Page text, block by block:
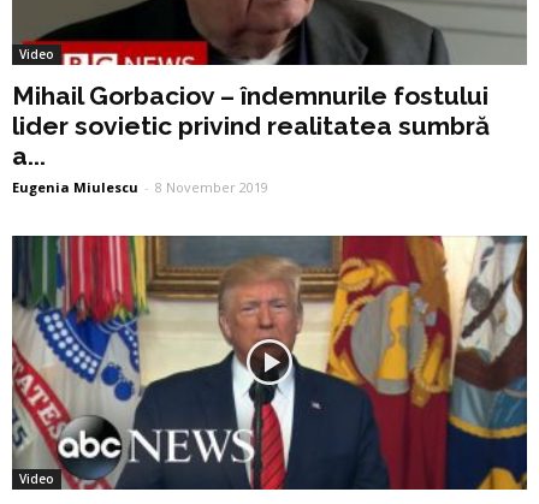
Video
Mihail Gorbaciov – îndemnurile fostului
lider sovietic privind realitatea sumbră
a...
Eugenia Miulescu - 8 November 2019
Video